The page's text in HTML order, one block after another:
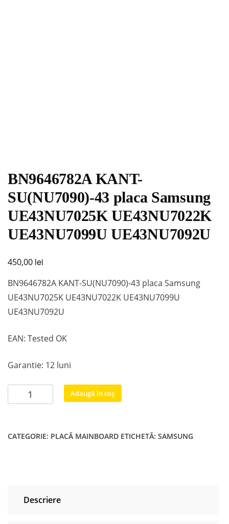
BN9646782A KANT-
SU(NU7090)-43 placa Samsung
UE43NU7025K UE43NU7022K
UE43NU7099U UE43NU7092U
450,00 lei
BN9646782A KANT-SU(NU7090)-43 placa Samsung
UE43NU7025K UE43NU7022K UE43NU7099U
UE43NU7092U
EAN: Tested OK
Garantie: 12 luni
Cantitate
BN9646782A
placa
UE43NU7092U
Adaugă în coș
CATEGORIE: PLACĂ MAINBOARD ETICHETĂ: SAMSUNG
Descriere